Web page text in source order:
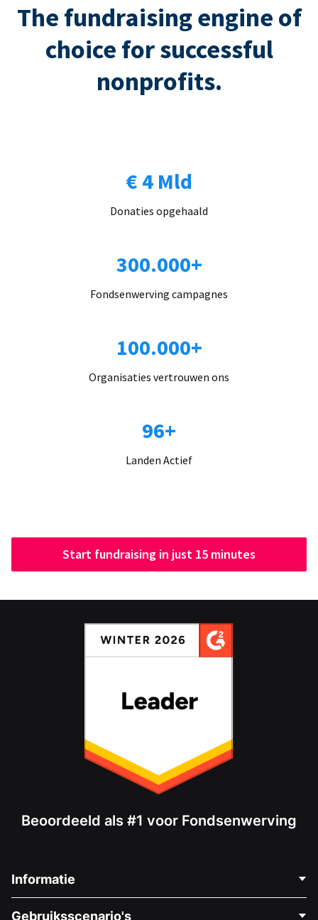
The fundraising engine of
choice for successful
nonprofits.
€ 4 Mld
Donaties opgehaald
300.000+
Fondsenwerving campagnes
100.000+
Organisaties vertrouwen ons
96+
Landen Actief
Start fundraising in just 15 minutes
Beoordeeld als #1 voor Fondsenwerving
Informatie
Gebruiksscenario's